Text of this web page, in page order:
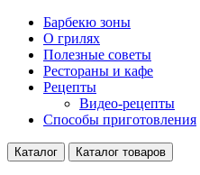
Барбекю зоны
О грилях
Полезные советы
Рестораны и кафе
Рецепты
Видео-рецепты
Способы приготовления
Каталог Каталог товаров